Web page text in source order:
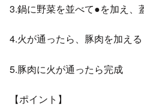
3.鍋に野菜を並べて●を加え、
4.火が通ったら、豚肉を加える
5.豚肉に火が通ったら完成
【ポイント】